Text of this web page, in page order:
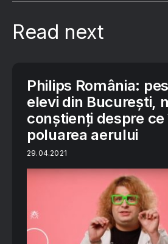
Read next
Philips România:
elevi din București,
conștienți despre
poluarea aerului
29.04.2021